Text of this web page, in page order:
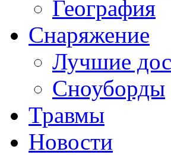
География
Снаряжение
Лучшие
Сноуборды
Травмы
Новости